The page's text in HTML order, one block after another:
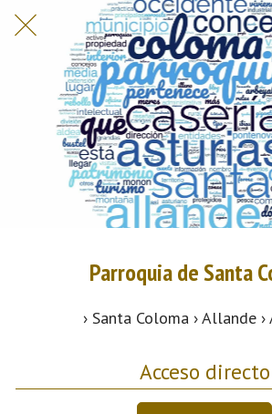
Parroquia de Santa
› Santa Coloma › Allande
Acceso directo